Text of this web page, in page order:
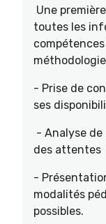
Une
toutes les
- Prise de
ses
- Analyse
des attentes
-
modalités
possibles.